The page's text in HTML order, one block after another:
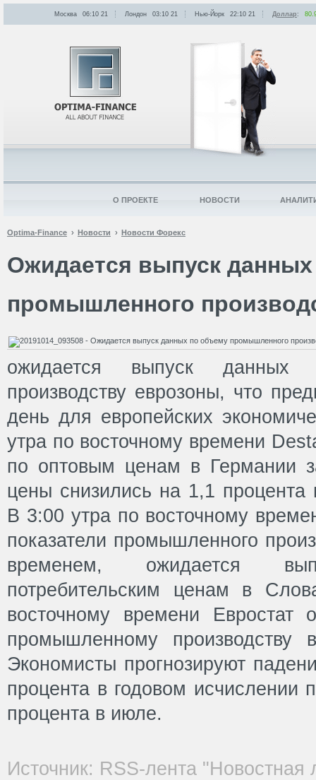
Optima-Finance Новости Новости Форекс
Ожидается выпуск
промышленного
ожидается выпуск данных
производству еврозоны, что
день для европейских
утра по восточному времени
по оптовым ценам в Германии
цены снизились на 1,1 процента
В 3:00 утра по восточному
показатели промышленного
временем, ожидается
потребительским ценам в
восточному времени Евростат
промышленному производству
Экономисты прогнозируют
процента в годовом исчислении
процента в июле.
Источник: RSS-лента "Новостная
Москва 06:10 21 Лондон 03:10 21 Нью-Йорк 22:10 21 Доллар:
О ПРОЕКТЕ НОВОСТИ